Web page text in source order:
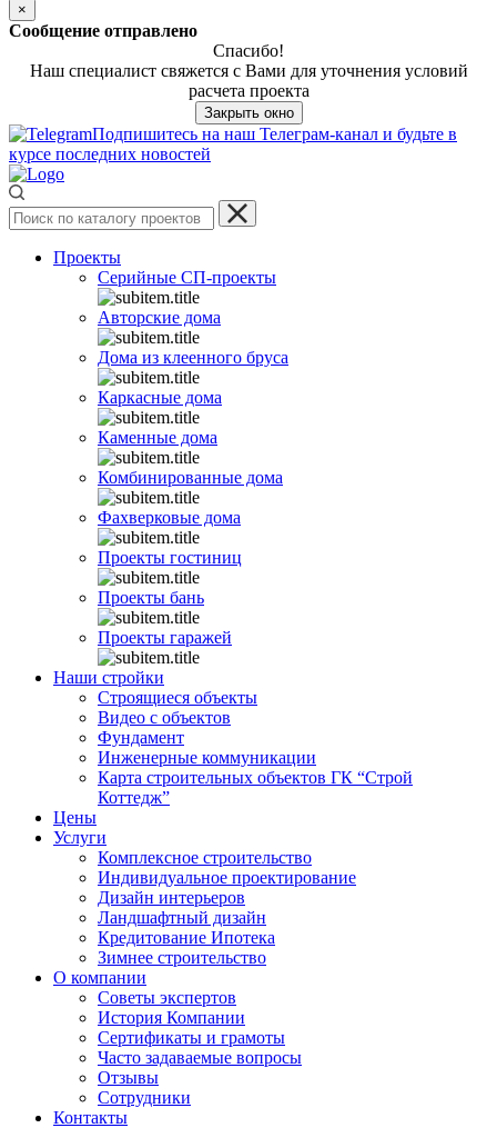
×
Сообщение отправлено
Спасибо!
Наш специалист свяжется с Вами для уточнения условий
расчета проекта
Закрыть окно
Подпишитесь на наш Телеграм-канал и будьте в
курсе последних новостей
Проекты
Серийные СП-проекты
Авторские дома
Дома из клеенного бруса
Каркасные дома
Каменные дома
Комбинированные дома
Фахверковые дома
Проекты гостиниц
Проекты бань
Проекты гаражей
Наши стройки
Строящиеся объекты
Видео с объектов
Фундамент
Инженерные коммуникации
Карта строительных объектов ГК “Строй
Коттедж”
Цены
Услуги
Комплексное строительство
Индивидуальное проектирование
Дизайн интерьеров
Ландшафтный дизайн
Кредитование Ипотека
Зимнее строительство
О компании
Советы экспертов
История Компании
Сертификаты и грамоты
Часто задаваемые вопросы
Отзывы
Сотрудники
Контакты